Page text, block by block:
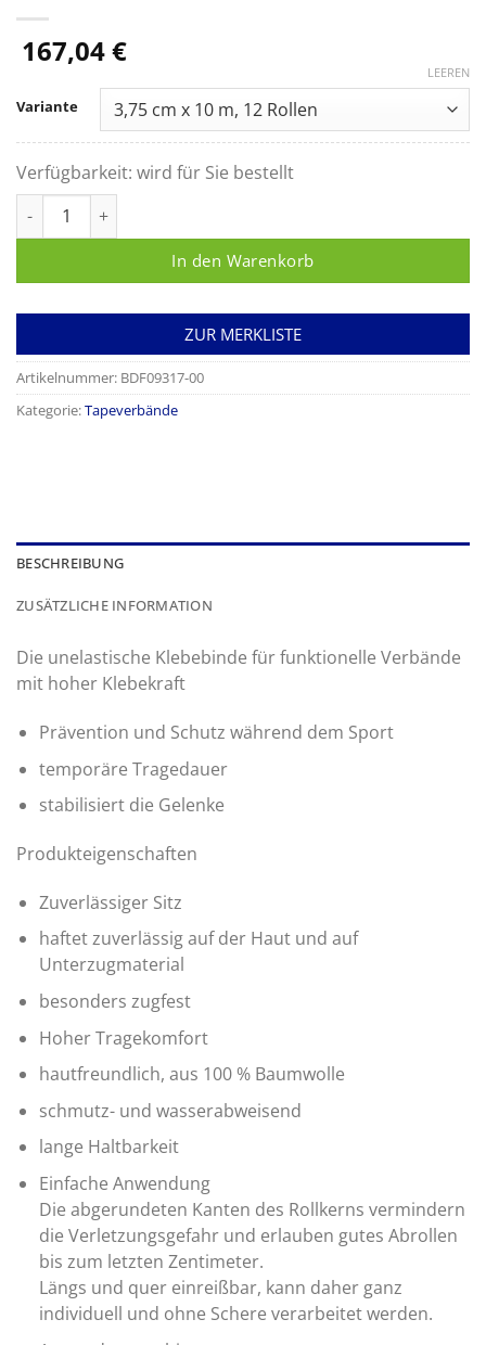
167,04€
Variante
LEEREN
Verfügbarkeit: wird für Sie bestellt
In den Warenkorb
ZUR MERKLISTE
Artikelnummer: BDF09317-00
Kategorie:Tapeverbände
BESCHREIBUNG
ZUSÄTZLICHE INFORMATION
Die unelastische Klebebinde für funktionelle Verbände
mit hoher Klebekraft
Prävention und Schutz während dem Sport
temporäre Tragedauer
stabilisiert die Gelenke
Produkteigenschaften
Zuverlässiger Sitz
haftet zuverlässig auf der Haut und auf
Unterzugmaterial
besonders zugfest
Hoher Tragekomfort
hautfreundlich, aus 100 % Baumwolle
schmutz- und wasserabweisend
lange Haltbarkeit
Einfache Anwendung
Die abgerundeten Kanten des Rollkerns vermindern
die Verletzungsgefahr und erlauben gutes Abrollen
bis zum letzten Zentimeter.
Längs und quer einreißbar, kann daher ganz
individuell und ohne Schere verarbeitet werden.